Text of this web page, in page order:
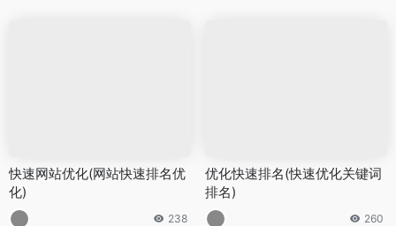
快速网站优化(网站快速排名优
化)
238
优化快速排名(快速优化关键词
排名)
260